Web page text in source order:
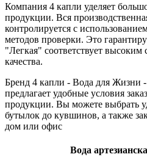
Компания 4 капли уделяет
продукции. Вся
контролируется с
методов проверки. Это
"Легкая" соответствует высоким
качества.
Бренд 4 капли - Вода для Жизни
предлагает удобные условия
продукции. Вы можете выбрать
бутылок до кувшинов, а также
дом или офис
Вода